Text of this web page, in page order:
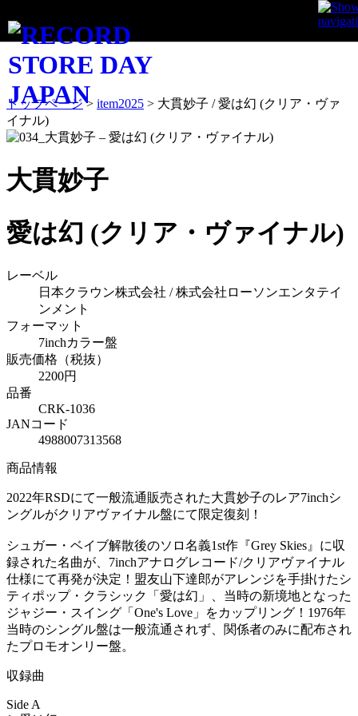
ITEM
トップページ > item2025 > 大貫妙子 / 愛は幻 (クリア・ヴァ
イナル)
大貫妙子
愛は幻 (クリア・ヴァイナル)
レーベル
日本クラウン株式会社 / 株式会社ローソンエンタテイ
ンメント
フォーマット
7inchカラー盤
販売価格（税抜）
2200円
品番
CRK-1036
JANコード
4988007313568
商品情報
2022年RSDにて一般流通販売された大貫妙子のレア7inchシ
ングルがクリアヴァイナル盤にて限定復刻！
シュガー・ベイブ解散後のソロ名義1st作『Grey Skies』に収
録された名曲が、7inchアナログレコード/クリアヴァイナル
仕様にて再発が決定！盟友山下達郎がアレンジを手掛けたシ
ティポップ・クラシック「愛は幻」、当時の新境地となった
ジャジー・スイング「One's Love」をカップリング！1976年
当時のシングル盤は一般流通されず、関係者のみに配布され
たプロモオンリー盤。
収録曲
Side A